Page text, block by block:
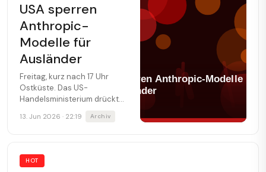
USA sperren
Anthropic-
Modelle für
Ausländer
Freitag, kurz nach 17 Uhr
Ostküste. Das US-
Handelsministerium drückt
Anthropic steht plötzlich vor
13. Jun 2026 · 22:19 Archiv
HOT